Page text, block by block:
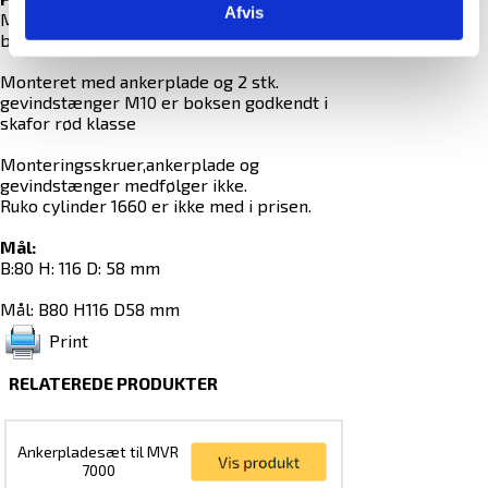
Afvis
Monteret med M8x100 mm. skruer er
boksen skafor blå godkendt.
Monteret med ankerplade og 2 stk.
gevindstænger M10 er boksen godkendt i
skafor rød klasse
Monteringsskruer,ankerplade og
gevindstænger medfølger ikke.
Ruko cylinder 1660 er ikke med i prisen.
Mål:
B:80 H: 116 D: 58 mm
Mål: B80 H116 D58 mm
Print
RELATEREDE PRODUKTER
Ankerpladesæt til MVR
7000